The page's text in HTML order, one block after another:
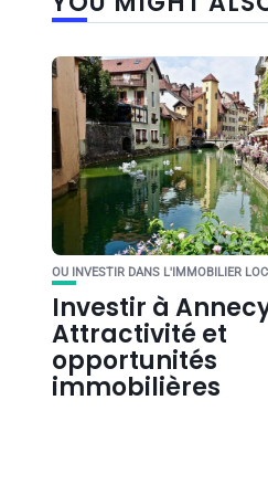
OU INVESTIR DANS L'IMMOBILIER
Investir à
Attractivité et
opportunités
immobilières